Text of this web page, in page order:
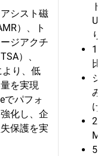
シスト磁
）、ト
ジアクチ
）、
より、低
を実現
でパフォ
化し、企
保護を実